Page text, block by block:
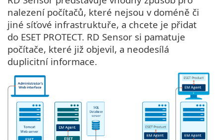
nalezení počítačů, které nejsou v doméně či
jiné síťové infrastruktuře, a chcete je přidat
do ESET PROTECT. RD Sensor si pamatuje
počítače, které již objevil, a neodesílá
duplicitní informace.